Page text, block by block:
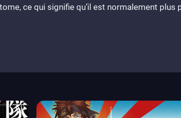
ce qui signifie qu’il est normalement plus